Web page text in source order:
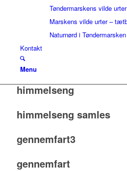
Tøndermarskens vilde
Marskens vilde urter –
Naturnørd i Tøndermarsken
Kontakt
Menu
himmelseng
himmelseng samles
gennemfart3
gennemfart